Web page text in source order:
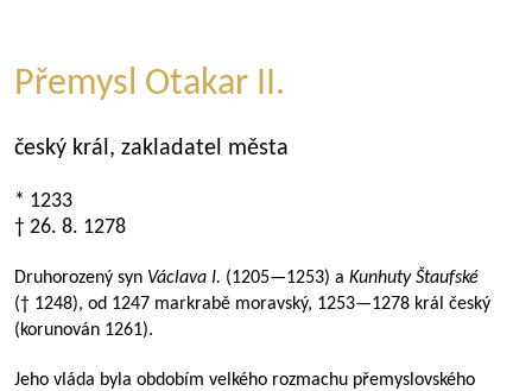
Přemysl Otakar II.
český král, zakladatel města
* 1233
† 26. 8. 1278
Druhorozený syn Václava I. (1205—1253) a Kunhuty Štaufské
(† 1248), od 1247 markrabě moravský, 1253—1278 král český
(korunován 1261).
Jeho vláda byla obdobím velkého rozmachu přemyslovského